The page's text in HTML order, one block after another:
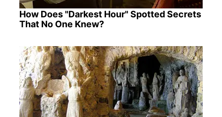
How Does "Darkest Hour" Spotted Secrets
That No One Knew?